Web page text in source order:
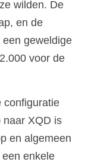
wilden. De
en de
geweldige
voor de
configuratie
naar XQD is
en algemeen
enkele